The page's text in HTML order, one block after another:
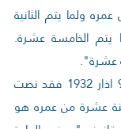
ولما يتم الثانية
يتم الخامسة عشرة.
عشرة".
اما قانون الموجبات والعقود الصادر في تاريخ 9 اذار 1932 فقد نصت
عشرة من عمره هو